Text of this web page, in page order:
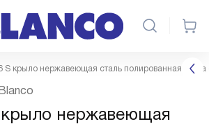
S крыло нержавеющая сталь полированная чаша
нержавеющая